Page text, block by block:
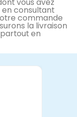
en consultant
commande
la livraison
en